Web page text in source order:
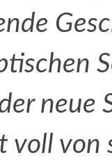
neue
voll von